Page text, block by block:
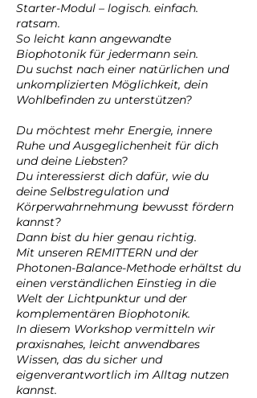
Starter-Modul – logisch. einfach.
ratsam.
So leicht kann angewandte
Biophotonik für jedermann sein.
Du suchst nach einer natürlichen und
unkomplizierten Möglichkeit, dein
Wohlbefinden zu unterstützen?
Du möchtest mehr Energie, innere
Ruhe und Ausgeglichenheit für dich
und deine Liebsten?
Du interessierst dich dafür, wie du
deine Selbstregulation und
Körperwahrnehmung bewusst fördern
kannst?
Dann bist du hier genau richtig.
Mit unseren REMITTERN und der
Photonen-Balance-Methode erhältst du
einen verständlichen Einstieg in die
Welt der Lichtpunktur und der
komplementären Biophotonik.
In diesem Workshop vermitteln wir
praxisnahes, leicht anwendbares
Wissen, das du sicher und
eigenverantwortlich im Alltag nutzen
kannst.